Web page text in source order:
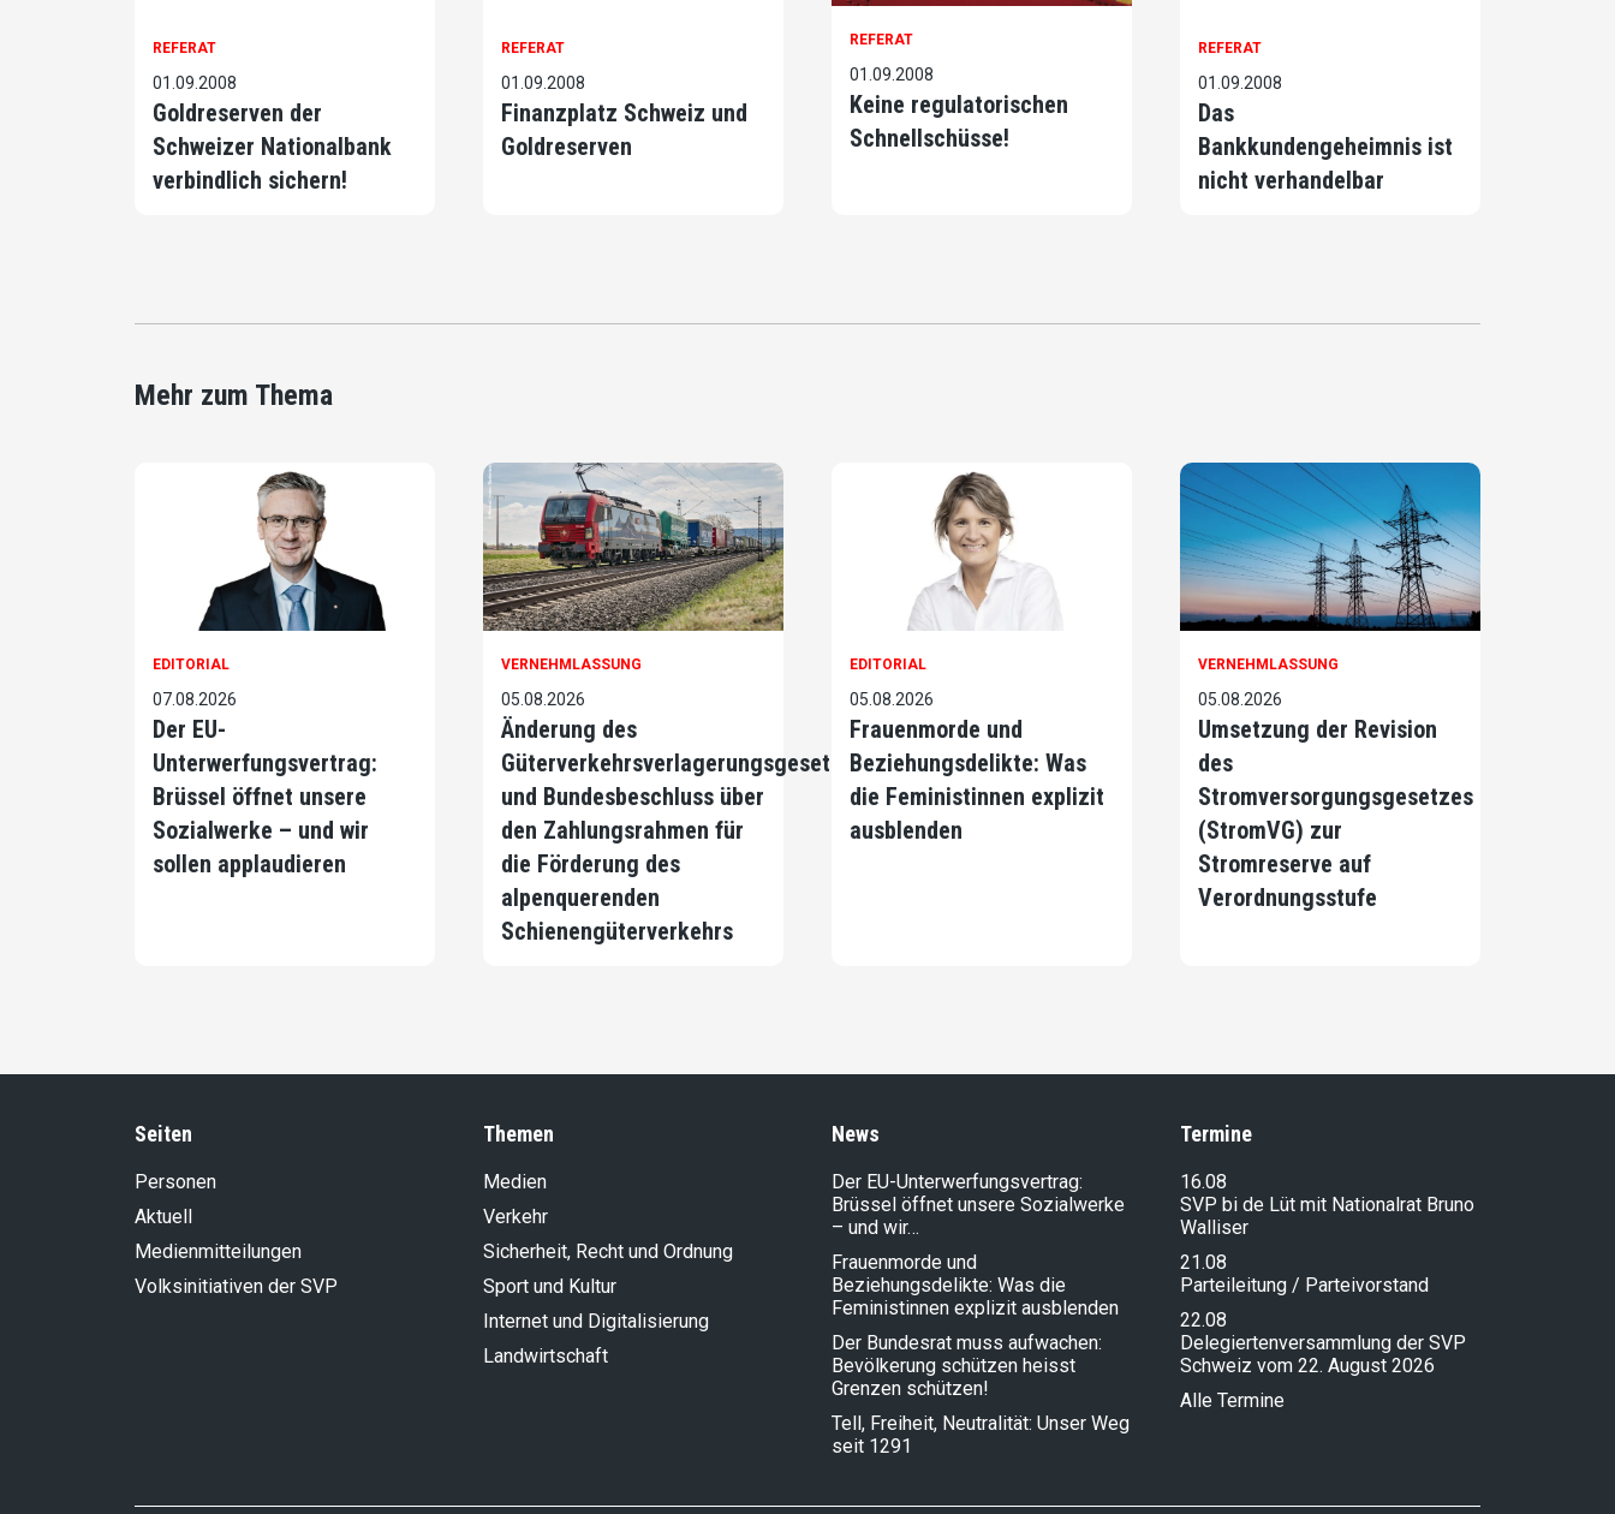
REFERAT
01.09.2008
Goldreserven der
Schweizer Nationalbank
verbindlich sichern!
REFERAT
01.09.2008
Finanzplatz Schweiz und
Goldreserven
REFERAT
01.09.2008
Keine regulatorischen
Schnellschüsse!
REFERAT
01.09.2008
Das
Bankkundengeheimnis ist
nicht verhandelbar
Mehr zum Thema
EDITORIAL
07.08.2026
Der EU-
Unterwerfungsvertrag:
Brüssel öffnet unsere
Sozialwerke – und wir
sollen applaudieren
VERNEHMLASSUNG
05.08.2026
Änderung des
Güterverkehrsverlagerungsgesetzes
und Bundesbeschluss über
den Zahlungsrahmen für
die Förderung des
alpenquerenden
Schienengüterverkehrs
EDITORIAL
05.08.2026
Frauenmorde und
Beziehungsdelikte: Was
die Feministinnen explizit
ausblenden
VERNEHMLASSUNG
05.08.2026
Umsetzung der Revision
des
Stromversorgungsgesetzes
(StromVG) zur
Stromreserve auf
Verordnungsstufe
Seiten
Personen
Aktuell
Medienmitteilungen
Volksinitiativen der SVP
Themen
Medien
Verkehr
Sicherheit, Recht und Ordnung
Sport und Kultur
Internet und Digitalisierung
Landwirt­schaft
News
Der EU-Unterwerfungsvertrag:
Brüssel öffnet unsere Sozialwerke
– und wir…
Frauenmorde und
Beziehungsdelikte: Was die
Feministinnen explizit ausblenden
Der Bundesrat muss aufwachen:
Bevölkerung schützen heisst
Grenzen schützen!
Tell, Freiheit, Neutralität: Unser Weg
seit 1291
Termine
16.08
SVP bi de Lüt mit Nationalrat Bruno
Walliser
21.08
Parteileitung / Parteivorstand
22.08
Delegiertenversammlung der SVP
Schweiz vom 22. August 2026
Alle Termine